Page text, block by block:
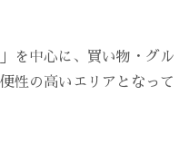
を中心に、買い物・グル
性の高いエリアとなって